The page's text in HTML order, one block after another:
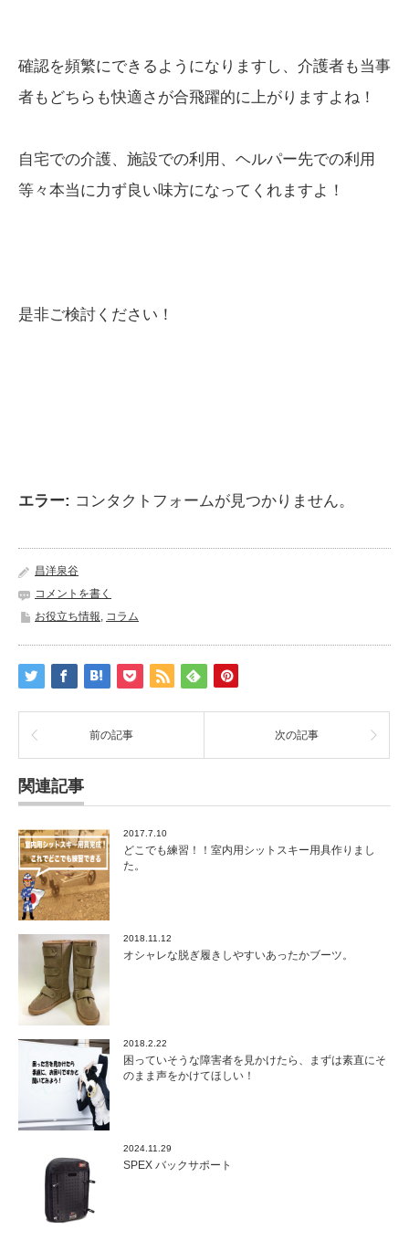
確認を頻繁にできるようになりますし、介護者も当事
者もどちらも快適さが合飛躍的に上がりますよね！
自宅での介護、施設での利用、ヘルパー先での利用
等々本当に力ず良い味方になってくれますよ！
是非ご検討ください！
エラー: コンタクトフォームが見つかりません。
昌洋泉谷
コメントを書く
お役立ち情報
コラム
前の記事 次の記事
関連記事
2017.7.10
どこでも練習！！室内用シットスキー用具作りまし
た。
2018.11.12
オシャレな脱ぎ履きしやすいあったかブーツ。
2018.2.22
困っていそうな障害者を見かけたら、まずは素直にそ
のまま声をかけてほしい！
2024.11.29
SPEX バックサポート